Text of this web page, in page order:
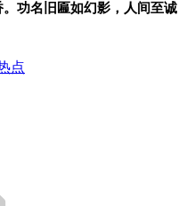
功名旧匾如幻影，人间至诚
点